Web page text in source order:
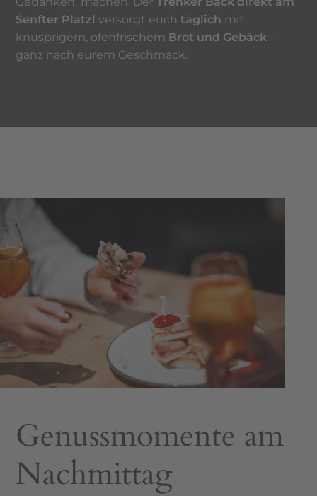
Senfter Platzl versorgt euchtäglich mit
knusprigem, ofenfrischem Brot und Gebäck –
ganz nach eurem Geschmack.
Genussmomente am
Nachmittag